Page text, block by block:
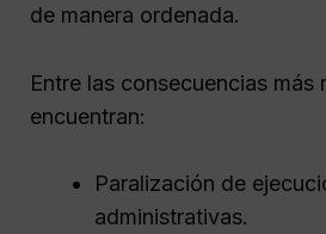
de manera ordenada.
Entre las consecuencias más
encuentran:
Paralización de
administrativas.